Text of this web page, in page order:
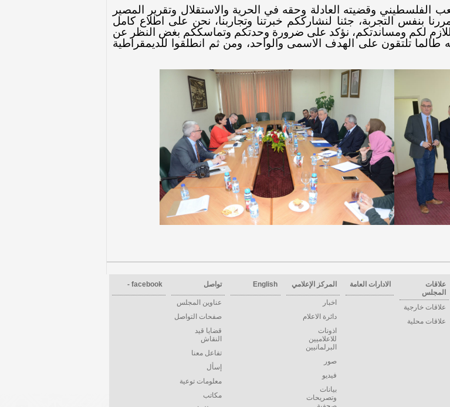
الفلسطيني وقضيته العادلة وحقه في الحرية والاستقلال وتقرير المصير
بنفس التجربة، جئنا لنشارككم خبرتنا وتجاربنا، نحن على اطلاع كامل
اللازم لكم ومساندتكم، نؤكد على ضرورة وحدتكم وتماسككم بغض النظر عن
تلتقون على الهدف الاسمى والواحد، ومن ثم انطلقوا للديمقراطية
علاقات
المجلس
علاقات خارجية
علاقات محلية
الادارات العامة المركز الإعلامي
اخبار
دائرة الاعلام
اذونات
للاعلاميين
البرلمانيين
صور
فيديو
بيانات
وتصريحات
English تواصل
عناوين المجلس
صفحات التواصل
قضايا قيد
النقاش
تفاعل معنا
إسأل
معلومات توعية
مكاتب
facebook -